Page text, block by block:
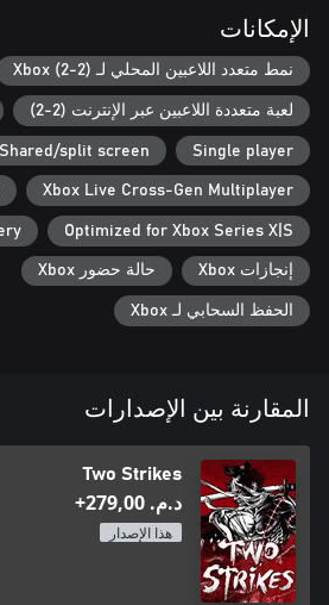
الإمكانات
نمط متعدد اللاعبين المحلي لـ Xbox (2-2)
لعبة متعددة اللاعبين عبر الإنترنت (2-2)
Single player
Shared/split screen
Xbox Live Cross-Gen Multiplayer
Optimized for Xbox Series X|S
إنجازات Xbox حالة حضور Xbox
الحفظ السحابي لـ Xbox
المقارنة بين الإصدارات
Two Strikes
د.م.‏ 279,00+
هذا الإصدار